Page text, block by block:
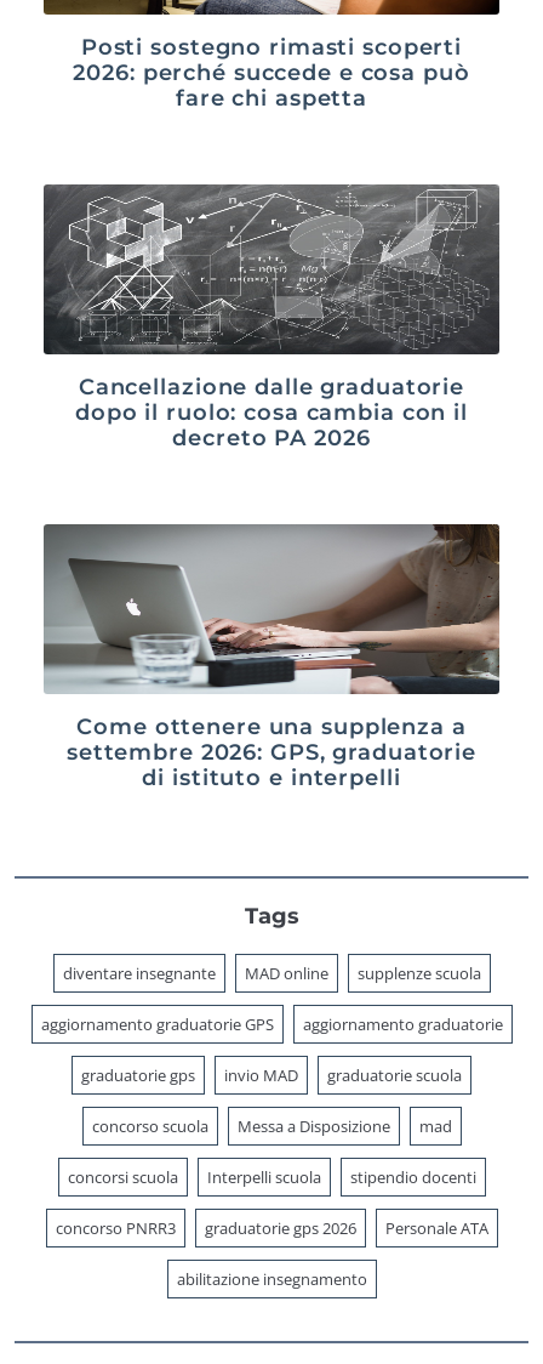
Posti sostegno rimasti scoperti
2026: perché succede e cosa può
fare chi aspetta
Cancellazione dalle graduatorie
dopo il ruolo: cosa cambia con il
decreto PA 2026
Come ottenere una supplenza a
settembre 2026: GPS, graduatorie
di istituto e interpelli
Tags
diventare insegnante MAD online supplenze scuola
aggiornamento graduatorie GPS aggiornamento graduatorie
graduatorie gps invio MAD graduatorie scuola
concorso scuola Messa a Disposizione mad
concorsi scuola Interpelli scuola stipendio docenti
concorso PNRR3 graduatorie gps 2026 Personale ATA
abilitazione insegnamento